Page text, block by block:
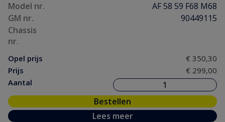
Model nr.
AF 58 59 F68 M68
GM nr.
90449115
Chassis
nr.
Opel prijs
€ 350,30
Prijs
€ 299,00
Aantal
Bestellen
Lees meer